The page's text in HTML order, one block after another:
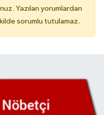
Yazılan yorumlardan
sorumlu tutulamaz.